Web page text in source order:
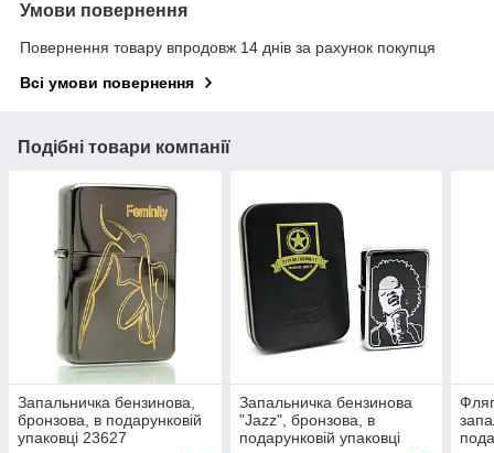
Умови повернення
Повернення товару впродовж 14 днів за рахунок покупця
Всі умови повернення
Подібні товари компанії
Запальничка бензинова,
бронзова, в подарунковій
упаковці 23627
Запальничка бензинова
"Jazz", бронзова, в
подарунковій упаковці